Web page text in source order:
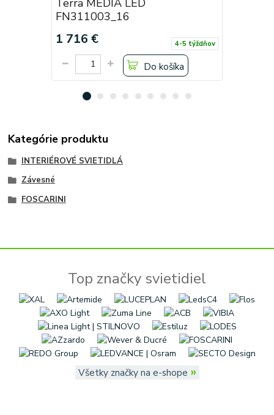
Terra MEDIA LED
FN311003_16
1 716 € 4-5 týždňov
Do košíka
Kategórie produktu
INTERIÉROVÉ SVIETIDLÁ
Závesné
FOSCARINI
Top značky svietidiel
Všetky značky na e-shope »